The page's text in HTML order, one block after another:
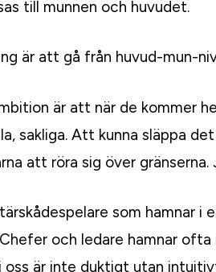
till munnen och huvudet.
är att gå från huvud-mun-
är att när de kommer
sakliga. Att kunna släppa
att röra sig över
som hamnar
Chefer och ledare hamnar
oss är inte duktigt utan